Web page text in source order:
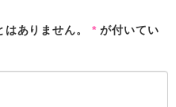
ありません。 *が付いてい